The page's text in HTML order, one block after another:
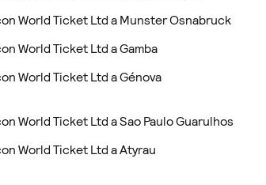
World Ticket Ltd a Munster Osnabruck
World Ticket Ltd a Gamba
World Ticket Ltd a Génova
World Ticket Ltd a Sao Paulo Guarulhos
World Ticket Ltd a Atyrau